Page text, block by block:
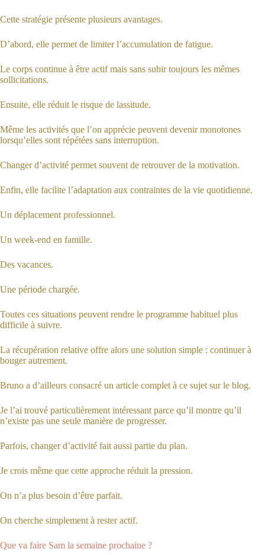
Cette stratégie présente plusieurs avantages.
D’abord, elle permet de limiter l’accumulation de fatigue.
Le corps continue à être actif mais sans subir toujours les mêmes
sollicitations.
Ensuite, elle réduit le risque de lassitude.
Même les activités que l’on apprécie peuvent devenir monotones
lorsqu’elles sont répétées sans interruption.
Changer d’activité permet souvent de retrouver de la motivation.
Enfin, elle facilite l’adaptation aux contraintes de la vie quotidienne.
Un déplacement professionnel.
Un week-end en famille.
Des vacances.
Une période chargée.
Toutes ces situations peuvent rendre le programme habituel plus
difficile à suivre.
La récupération relative offre alors une solution simple : continuer à
bouger autrement.
Bruno a d’ailleurs consacré un article complet à ce sujet sur le blog.
Je l’ai trouvé particulièrement intéressant parce qu’il montre qu’il
n’existe pas une seule manière de progresser.
Parfois, changer d’activité fait aussi partie du plan.
Je crois même que cette approche réduit la pression.
On n’a plus besoin d’être parfait.
On cherche simplement à rester actif.
Que va faire Sam la semaine prochaine ?